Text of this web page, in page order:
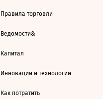
Правила торговли
Ведомости&
Капитал
Инновации и технологии
Как потратить